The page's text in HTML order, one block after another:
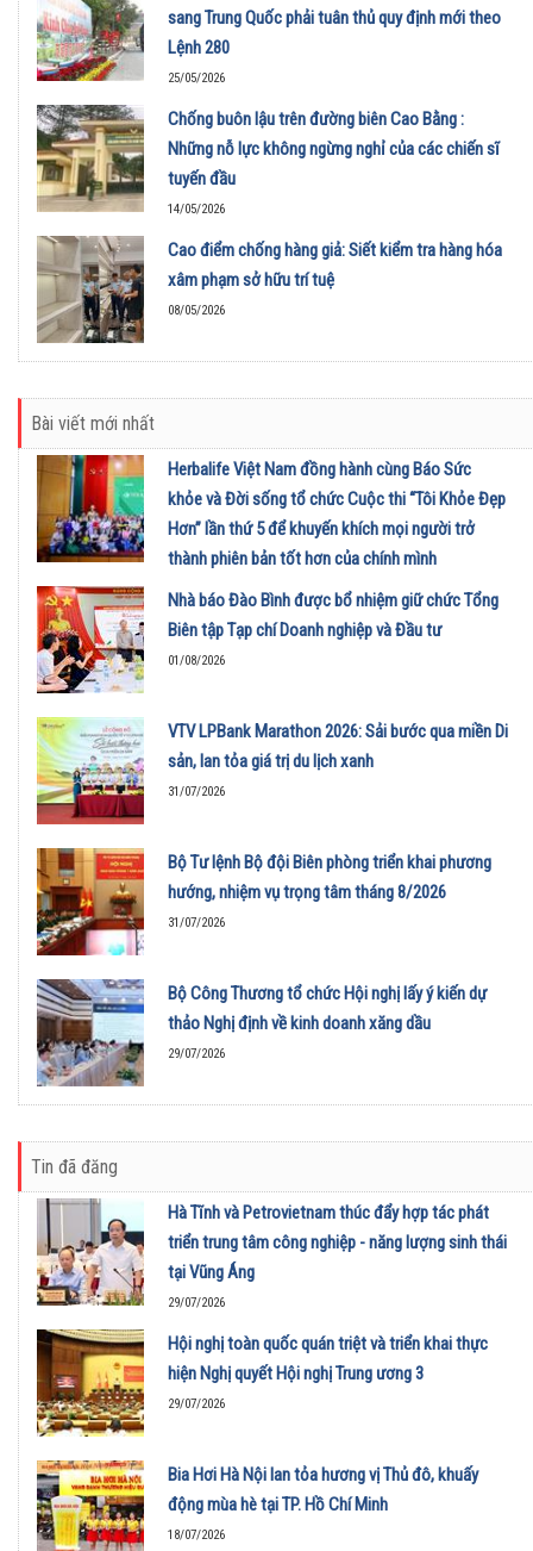
sang Trung Quốc phải tuân thủ quy định mới theo
Lệnh 280
25/05/2026
Chống buôn lậu trên đường biên Cao Bằng :
Những nỗ lực không ngừng nghỉ của các chiến sĩ
tuyến đầu
14/05/2026
Cao điểm chống hàng giả: Siết kiểm tra hàng hóa
xâm phạm sở hữu trí tuệ
08/05/2026
Bài viết mới nhất
Herbalife Việt Nam đồng hành cùng Báo Sức
khỏe và Đời sống tổ chức Cuộc thi “Tôi Khỏe Đẹp
Hơn” lần thứ 5 để khuyến khích mọi người trở
thành phiên bản tốt hơn của chính mình
01/08/2026
Nhà báo Đào Bình được bổ nhiệm giữ chức Tổng
Biên tập Tạp chí Doanh nghiệp và Đầu tư
01/08/2026
VTV LPBank Marathon 2026: Sải bước qua miền Di
sản, lan tỏa giá trị du lịch xanh
31/07/2026
Bộ Tư lệnh Bộ đội Biên phòng triển khai phương
hướng, nhiệm vụ trọng tâm tháng 8/2026
31/07/2026
Bộ Công Thương tổ chức Hội nghị lấy ý kiến dự
thảo Nghị định về kinh doanh xăng dầu
29/07/2026
Tin đã đăng
Hà Tĩnh và Petrovietnam thúc đẩy hợp tác phát
triển trung tâm công nghiệp - năng lượng sinh thái
tại Vũng Áng
29/07/2026
Hội nghị toàn quốc quán triệt và triển khai thực
hiện Nghị quyết Hội nghị Trung ương 3
29/07/2026
Bia Hơi Hà Nội lan tỏa hương vị Thủ đô, khuấy
động mùa hè tại TP. Hồ Chí Minh
18/07/2026